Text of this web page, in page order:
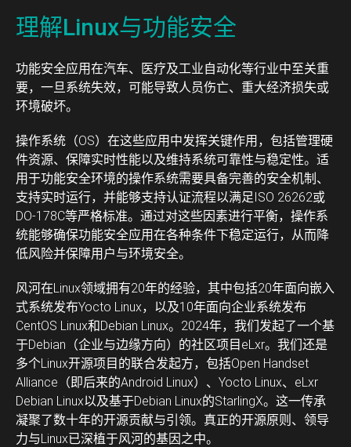
理解Linux与功能安全
功能安全应用在汽车、医疗及工业自动化等行业中至关重
要，一旦系统失效，可能导致人员伤亡、重大经济损失或
环境破坏。
操作系统（OS）在这些应用中发挥关键作用，包括管理硬
件资源、保障实时性能以及维持系统可靠性与稳定性。适
用于功能安全环境的操作系统需要具备完善的安全机制、
支持实时运行，并能够支持认证流程以满足ISO 26262或
DO-178C等严格标准。通过对这些因素进行平衡，操作系
统能够确保功能安全应用在各种条件下稳定运行，从而降
低风险并保障用户与环境安全。
风河在Linux领域拥有20年的经验，其中包括20年面向嵌入
式系统发布Yocto Linux，以及10年面向企业系统发布
CentOS Linux和Debian Linux。2024年，我们发起了一个基
于Debian（企业与边缘方向）的社区项目eLxr。我们还是
多个Linux开源项目的联合发起方，包括Open Handset
Alliance（即后来的Android Linux）、Yocto Linux、eLxr
Debian Linux以及基于Debian Linux的StarlingX。这一传承
凝聚了数十年的开源贡献与引领。真正的开源原则、领导
力与Linux已深植于风河的基因之中。